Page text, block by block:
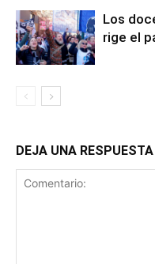
Los
rige el
DEJA UNA RESPUESTA